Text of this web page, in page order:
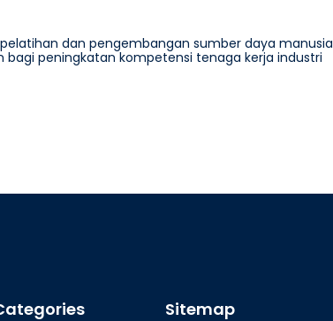
dan pengembangan sumber daya manusia
peningkatan kompetensi tenaga kerja industri
Sitemap